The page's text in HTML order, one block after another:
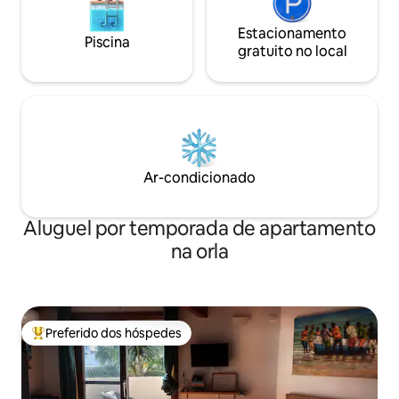
Piscina
Estacionamento
gratuito no local
Ar-condicionado
Aluguel por temporada de apartamento
na orla
Entre os melhores preferidos dos hóspedes
Preferido dos hóspedes